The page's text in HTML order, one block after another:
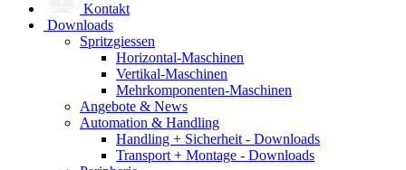
Kontakt
Downloads
Spritzgiessen
Horizontal-Maschinen
Vertikal-Maschinen
Mehrkomponenten-Maschinen
Angebote & News
Automation & Handling
Handling + Sicherheit - Downloads
Transport + Montage - Downloads